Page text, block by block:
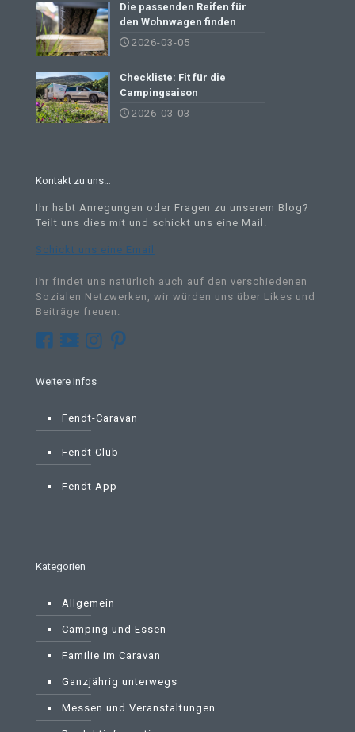
Die passenden Reifen für
den Wohnwagen finden
2026-03-05
Checkliste: Fit für die
Campingsaison
2026-03-03
Kontakt zu uns…
Ihr habt Anregungen oder Fragen zu unserem Blog?
Teilt uns dies mit und schickt uns eine Mail
Schickt uns eine Email
Ihr findet uns natürlich auch auf den verschiedenen
Sozialen Netzwerken, wir würden uns über Likes und
Beiträge freuen.
Weitere Infos
Fendt-Caravan
Fendt Club
Fendt App
Kategorien
Allgemein
Camping und Essen
Familie im Caravan
Ganzjährig unterwegs
Messen und Veranstaltungen